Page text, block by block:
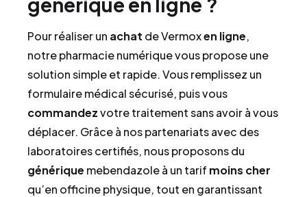
Pour réaliser un achat de Vermoxen ligne,
notre pharmacie numérique vous propose une
solution simple et rapide. Vous remplissez un
formulaire médical sécurisé, puis vous
commandezvotre traitement sans avoir à vous
déplacer. Grâce à nos partenariats avec des
laboratoires certifiés, nous proposons du
générique mebendazole à un tarif moins cher
qu’en officine physique, tout en garantissant